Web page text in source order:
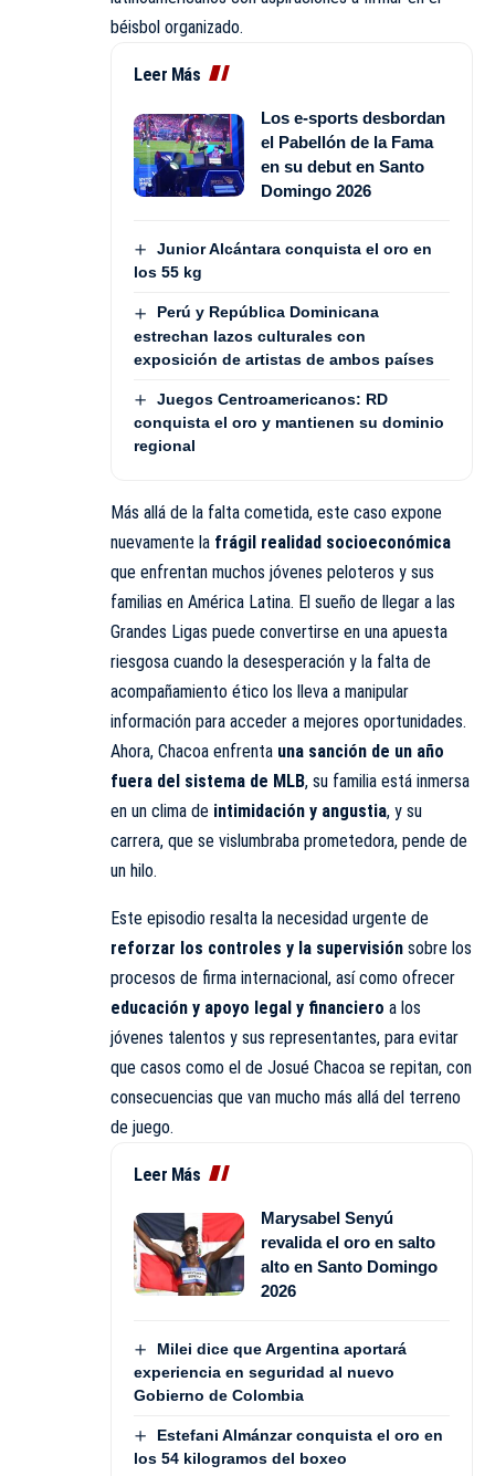
béisbol organizado.
Leer Más
Los e-sports desbordan
el Pabellón de la Fama
en su debut en Santo
Domingo 2026
Junior Alcántara conquista el oro en
los 55 kg
Perú y República Dominicana
estrechan lazos culturales con
exposición de artistas de ambos países
Juegos Centroamericanos: RD
conquista el oro y mantienen su dominio
regional
Más allá de la falta cometida, este caso expone
nuevamente la frágil realidad socioeconómica
que enfrentan muchos jóvenes peloteros y sus
familias en América Latina. El sueño de llegar a las
Grandes Ligas puede convertirse en una apuesta
riesgosa cuando la desesperación y la falta de
acompañamiento ético los lleva a manipular
información para acceder a mejores oportunidades.
Ahora, Chacoa enfrenta una sanción de un año
fuera del sistema de MLB, su familia está inmersa
en un clima de intimidación y angustia, y su
carrera, que se vislumbraba prometedora, pende de
un hilo.
Este episodio resalta la necesidad urgente de
reforzar los controles y la supervisión sobre los
procesos de firma internacional, así como ofrecer
educación y apoyo legal y financiero a los
jóvenes talentos y sus representantes, para evitar
que casos como el de Josué Chacoa se repitan, con
consecuencias que van mucho más allá del terreno
de juego.
Leer Más
Marysabel Senyú
revalida el oro en salto
alto en Santo Domingo
2026
Milei dice que Argentina aportará
experiencia en seguridad al nuevo
Gobierno de Colombia
Estefani Almánzar conquista el oro en
los 54 kilogramos del boxeo